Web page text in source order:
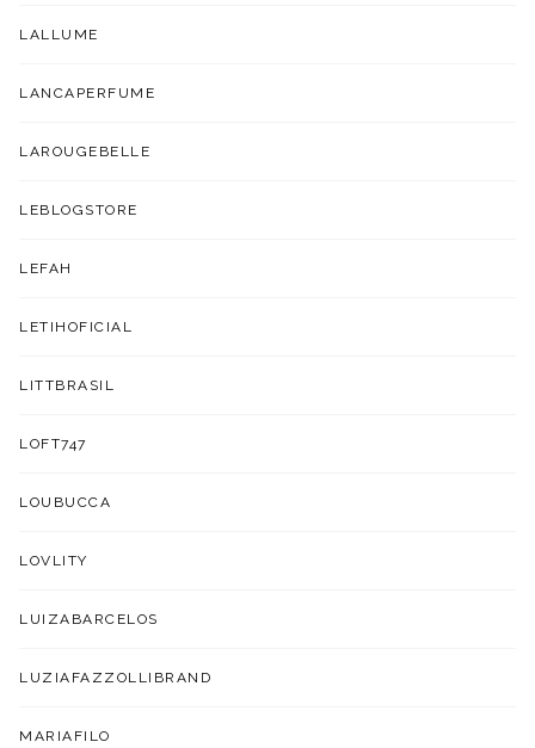
LALLUME
LANCAPERFUME
LAROUGEBELLE
LEBLOGSTORE
LEFAH
LETIHOFICIAL
LITTBRASIL
LOFT747
LOUBUCCA
LOVLITY
LUIZABARCELOS
LUZIAFAZZOLLIBRAND
MARIAFILO